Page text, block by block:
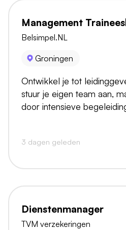
Management
Belsimpel.NL
Groningen
Ontwikkel je tot
stuur je eigen team aan,
door intensieve
3 dagen geleden
Dienstenmanager
TVM verzekeringen